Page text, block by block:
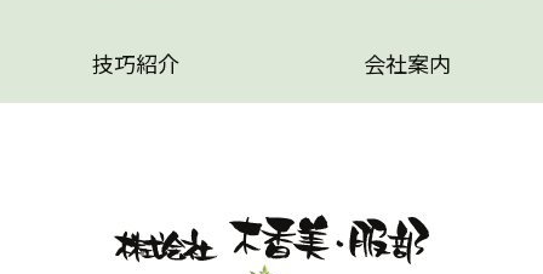
技巧紹介 会社案内